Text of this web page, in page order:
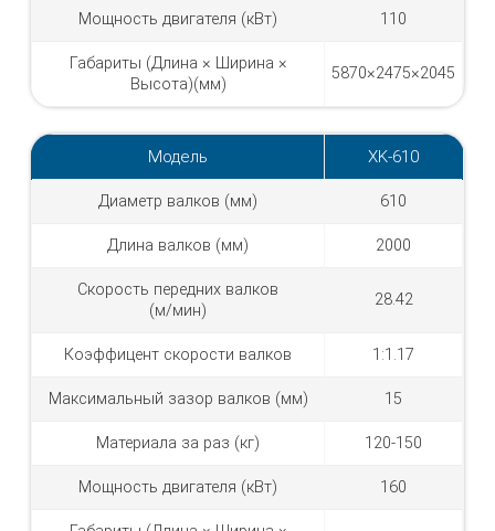
Мощность двигателя (кВт) 110
Габариты (Длина × Ширина ×
Высота)(мм)
5870×2475×2045
Модель XK-610
Диаметр валков (мм) 610
Длина валков (мм) 2000
Скорость передних валков
(м/мин)
28.42
Коэффицент скорости валков 1:1.17
Максимальный зазор валков (мм) 15
Материала за раз (кг) 120-150
Мощность двигателя (кВт) 160